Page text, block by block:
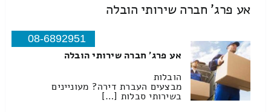
אע פרג' חברה שירותי הובלה
08-6892951
אע פרג' חברה שירותי הובלה
הובלות
מבצעים העברת דירה? מעוניינים
בשירותי סבלות […]